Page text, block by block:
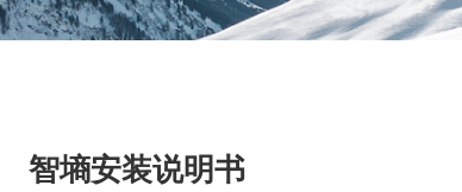
智墒安装说明书